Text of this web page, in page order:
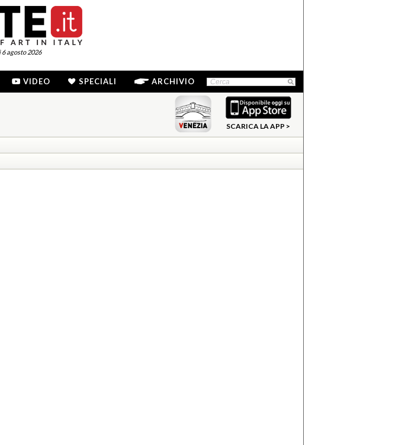
agosto 2026
VIDEO SPECIALI ARCHIVIO
SCARICA LA APP >